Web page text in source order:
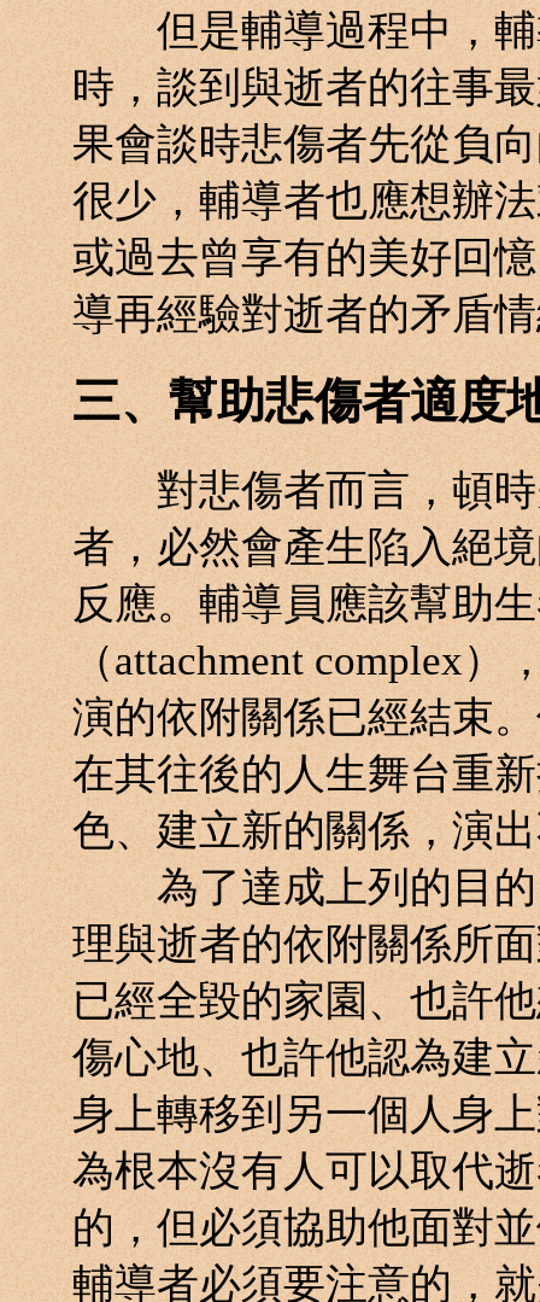
但是輔導過程中，輔
時，談到與逝者的往事
果會談時悲傷者先從負
很少，輔導者也應想辦
或過去曾享有的美好回
導再經驗對逝者的矛盾
三、幫助悲傷者適度
對悲傷者而言，頓時
者，必然會產生陷入絕
反應。輔導員應該幫助
（attachment complex
演的依附關係已經結束
在其往後的人生舞台重
色、建立新的關係，演
為了達成上列的目的
理與逝者的依附關係所
已經全毀的家園、也許
傷心地、也許他認為建
身上轉移到另一個人身
為根本沒有人可以取代
的，但必須協助他面對
輔導者必須要注意的，